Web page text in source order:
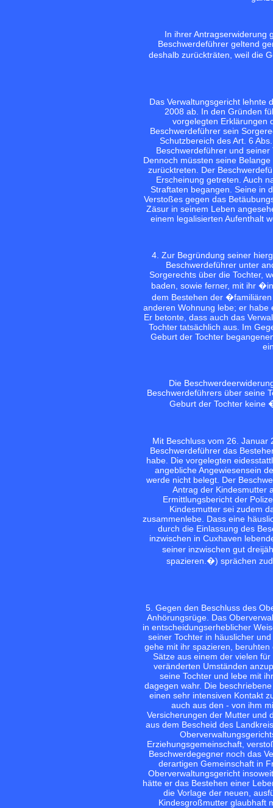
In ihrer Antragserwiderung
Beschwerdeführer geltend
deshalb zurückträten, weil die
Das Verwaltungsgericht lehnte
2008 ab. In den Gründen
vorgelegten Erklärungen
Beschwerdeführer sein
Schutzbereich des Art. 6
Beschwerdeführer und
Dennoch müssten seine
zurücktreten. Der
Erscheinung getreten. Auch
Straftaten begangen. Seine in
Verstoßes gegen das
Zäsur in seinem Leben
einem legalisierten Aufenthalt
4. Zur Begründung seiner
Beschwerdeführer unter
Sorgerechts über die Tochter,
baden, sowie ferner, mit ihr
dem Bestehen der
anderen Wohnung lebe; er habe
Er betonte, dass auch das
Tochter tatsächlich aus. Im
Geburt der Tochter
Die
Beschwerdeführers über seine
Geburt der Tochter keine
Mit Beschluss vom 26. Januar
Beschwerdeführer das
habe. Die vorgelegten
angebliche Angewiesensein
werde nicht belegt. Der
Antrag der Kindesmutter
Ermittlungsbericht der
Kindesmutter sei zudem
zusammenlebe. Dass eine
durch die Einlassung des
inzwischen in Cuxhaven
seiner inzwischen gut
spazieren.�) sprächen
5. Gegen den Beschluss des
Anhörungsrüge. Das
in entscheidungserheblicher
seiner Tochter in häuslicher
gehe mit ihr spazieren,
Sätze aus einem der vielen
veränderten Umständen
seine Tochter und lebe mit
dagegen wahr. Die
einen sehr intensiven Kontakt
auch aus den - von ihm
Versicherungen der Mutter und
aus dem Bescheid des
Erziehungsgemeinschaft,
Beschwerdegegner noch das
derartigen Gemeinschaft in
Oberverwaltungsgericht
hätte er das Bestehen einer
die Vorlage der neuen,
Kindesgroßmutter glaubhaft